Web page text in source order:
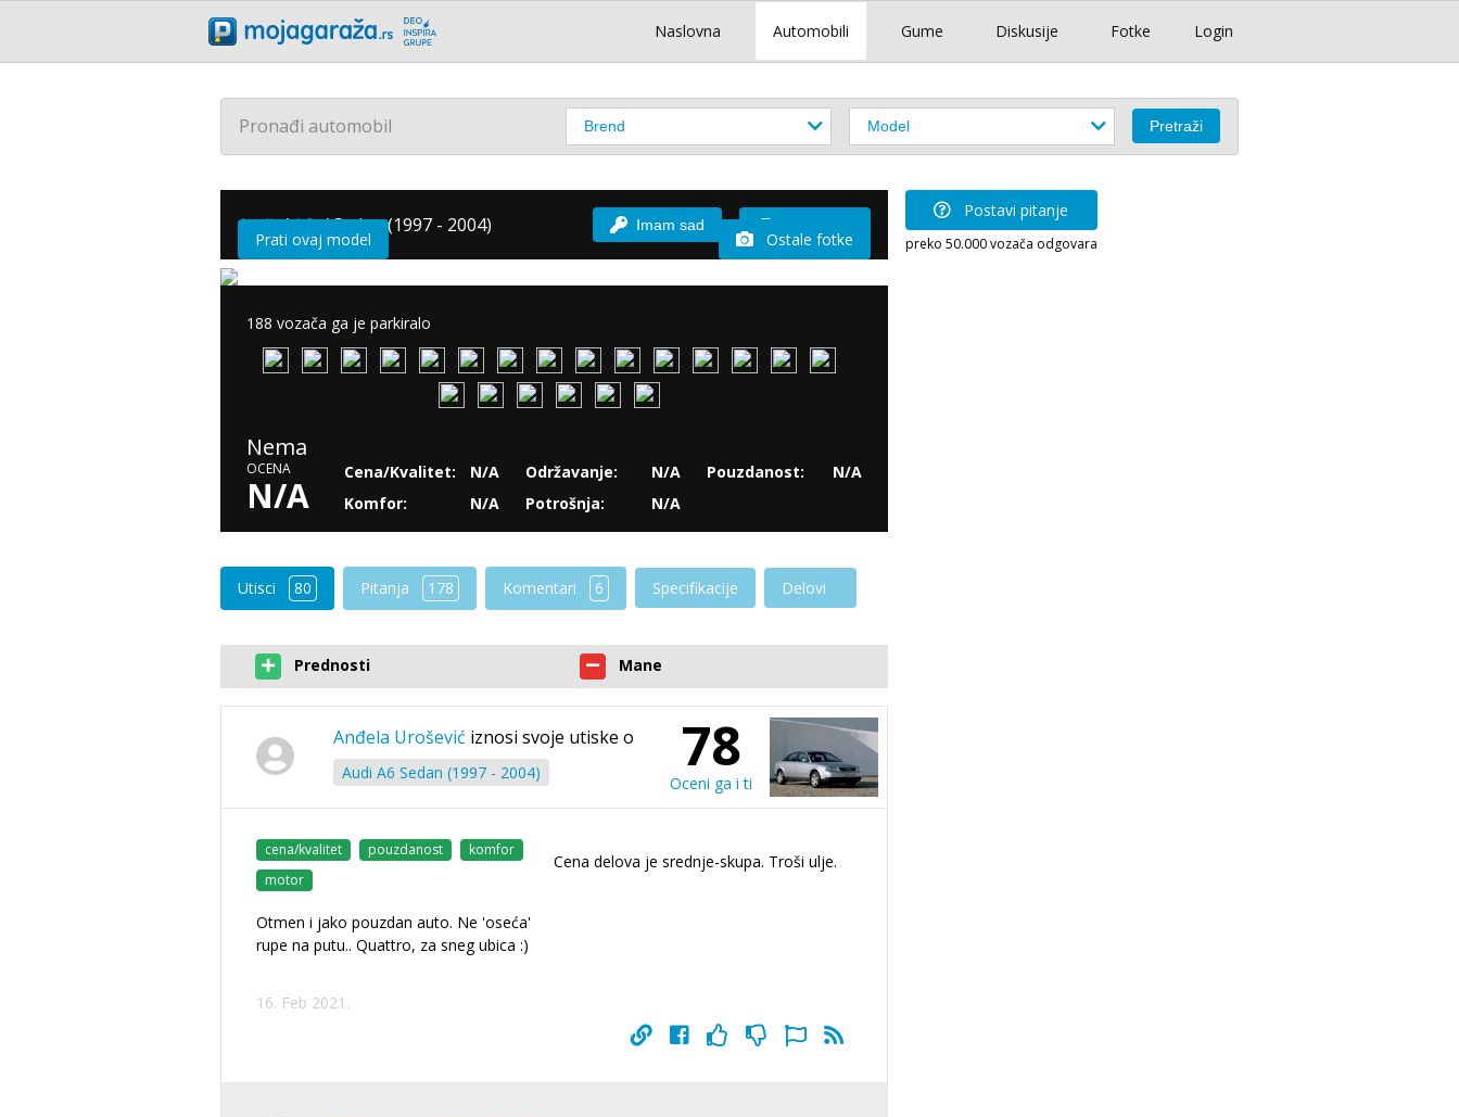
Login
Naslovna Automobili Gume Diskusije Fotke
Pronađi automobil
Audi /A6 /Sedan (1997 - 2004) Imam sad
Prati ovaj model Ostale fotke
188 vozača ga je parkiralo
Nema
OCENA
N/A
Cena/Kvalitet:
N/A
Komfor:
N/A
Održavanje:
N/A
Potrošnja:
N/A
Pouzdanost: N/A
Utisci 80 Pitanja 178 Komentari 6 Specifikacije Delovi
Prednosti Mane
Anđela Urošević iznosi svoje utiske o
Audi A6 Sedan (1997 - 2004) 78
Oceni ga i ti
cena/kvalitet pouzdanost
komfor
motor
Otmen i jako pouzdan auto. Ne 'oseća'
rupe na putu.. Quattro, za sneg ubica :)
Cena delova je srednje-skupa. Troši ulje.
16. Feb 2021.
Postavi pitanje
preko 50.000 vozača odgovara